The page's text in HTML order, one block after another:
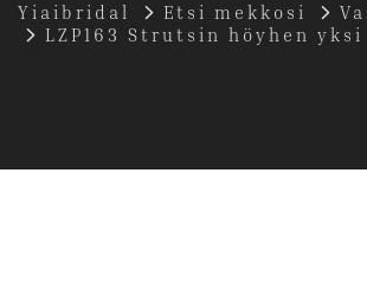
Yiaibridal Etsi mekkosi
LZP163 Strutsin höyhen